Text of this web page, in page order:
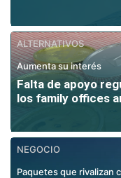
ALTERNATIVOS
Aumenta su interés
Falta de apoyo
los family offices
NEGOCIO
Paquetes que rivalizan